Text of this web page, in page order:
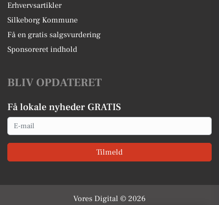
Erhvervsartikler
Silkeborg Kommune
Få en gratis salgsvurdering
Sponsoreret indhold
BLIV OPDATERET
Få lokale nyheder GRATIS
Email
Tilmeld
Vores Digital © 2026